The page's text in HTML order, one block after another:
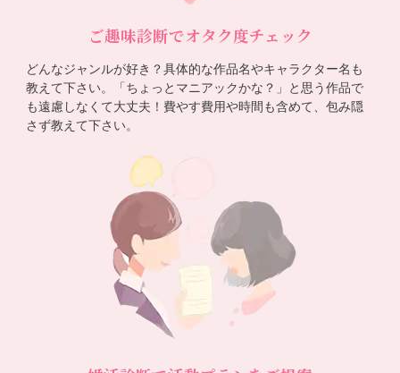
ご趣味診断でオタク度チェック
どんなジャンルが好き？具体的な作品名やキャラクター名も
教えて下さい。「ちょっとマニアックかな？」と思う作品で
も遠慮しなくて大丈夫！費やす費用や時間も含めて、包み隠
さず教えて下さい。